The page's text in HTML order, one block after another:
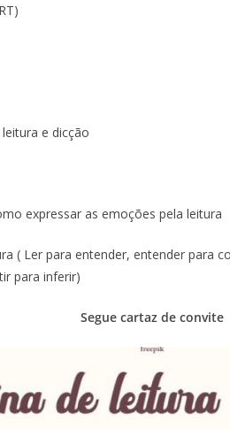
e dicção
expressar as emoções pela leitura
( Ler para entender, entender para
para inferir)
Segue cartaz de convite